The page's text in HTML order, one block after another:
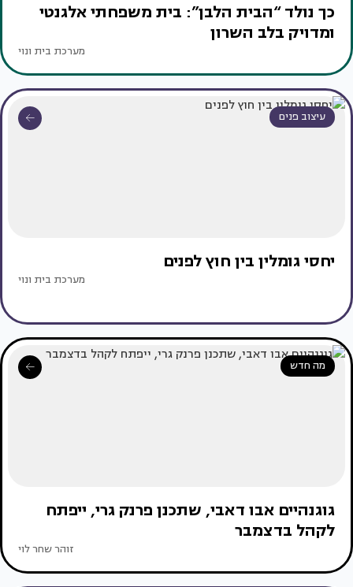
כך נולד “הבית הלבן”: בית משפחתי אלגנטי
ומדויק בלב השרון
מערכת בית ונוי
עיצוב פנים
יחסי גומלין בין חוץ לפנים
מערכת בית ונוי
מה חדש
גוגנהיים אבו דאבי, שתכנן פרנק גרי, ייפתח
לקהל בדצמבר
זוהר שחר לוי